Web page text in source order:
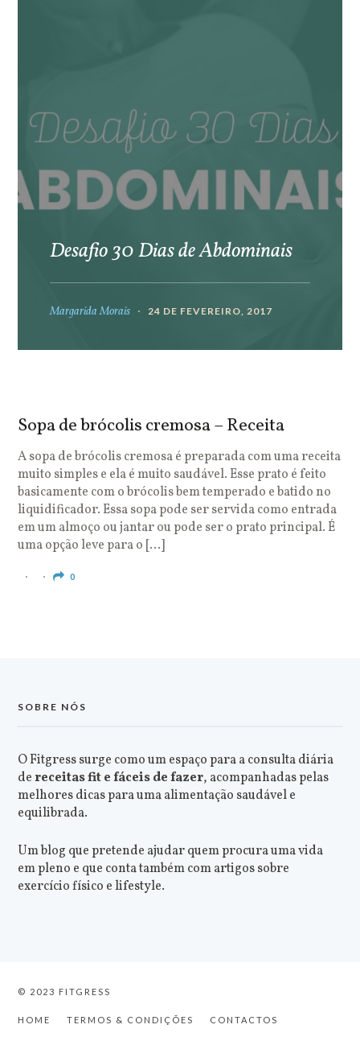
Desafio 30 Dias de Abdominais
Margarida Morais 24 DE FEVEREIRO, 2017
Sopa de brócolis cremosa – Receita
A sopa de brócolis cremosa é preparada com uma receita
muito simples e ela é muito saudável. Esse prato é feito
basicamente com o brócolis bem temperado e batido no
liquidificador. Essa sopa pode ser servida como entrada
em um almoço ou jantar ou pode ser o prato principal. É
uma opção leve para o […]
0
SOBRE NÓS
O Fitgress surge como um espaço para a consulta diária
dereceitas fit e fáceis de fazer, acompanhadas pelas
melhores dicas para uma alimentação saudável e
equilibrada.
Um blog que pretende ajudar quem procura uma vida
em pleno e que conta também com artigos sobre
exercício físico e lifestyle.
© 2023 FITGRESS
HOME TERMOS & CONDIÇÕES CONTACTOS